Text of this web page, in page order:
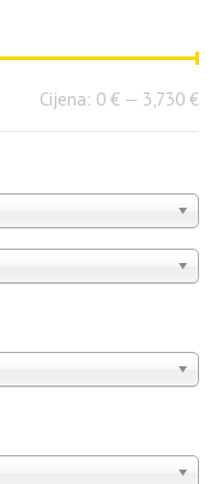
Cijena: 0 € — 3,730 €